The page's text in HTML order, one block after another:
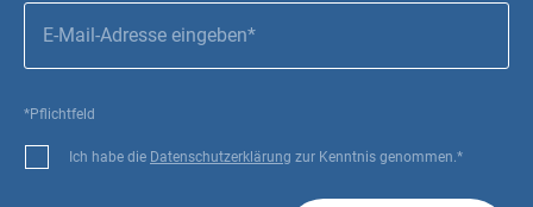
*Pflichtfeld
Ich habe die Datenschutzerklärung zur Kenntnis genommen.*